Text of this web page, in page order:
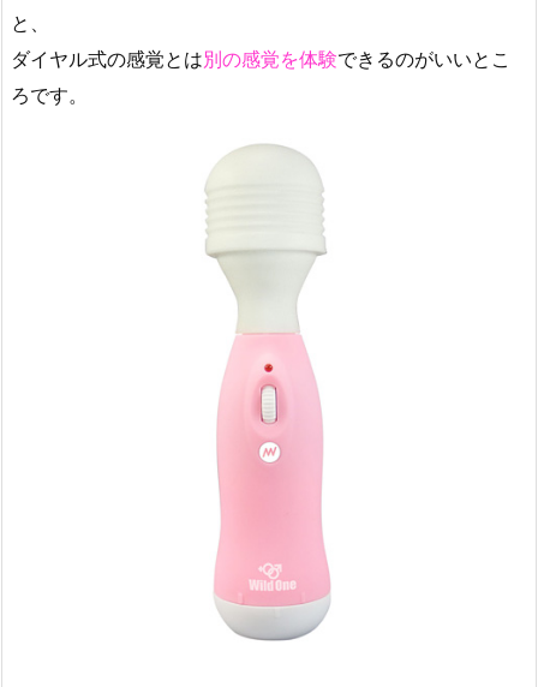
と、
ダイヤル式の感覚とは別の感覚を体験できるのがいいとこ
ろです。